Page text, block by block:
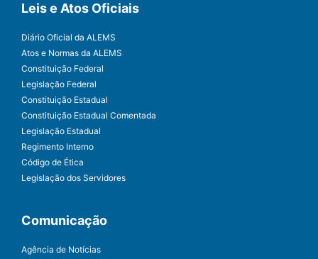
Leis e Atos Oficiais
Diário Oficial da ALEMS
Atos e Normas da ALEMS
Constituição Federal
Legislação Federal
Constituição Estadual
Constituição Estadual Comentada
Legislação Estadual
Regimento Interno
Código de Ética
Legislação dos Servidores
Comunicação
Agência de Notícias